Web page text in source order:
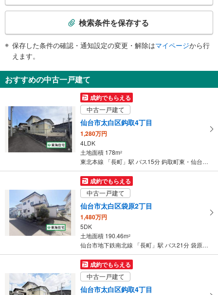
ＪＲ長町駅、あすと長町１～４丁目、イケア仙台、長町商店街東、バスのりば
・改札⇔南２出口
【ＪＲ】
・ホーム⇔改札
【仙台市交通局】
・ホーム⇔改札
・改札⇔南１出口（途中一部）
・改札⇔南２出口
トイレ
《多機能トイレ》
・改札内
【仙台市交通局】
《多機能トイレ》
・改札外
【ＪＲ】
【仙台市交通局】
・ＡＥＤ
検
知
を
け
取
る
・
条
イ
ー
ジ
存
る
検索条件を保存する
保存した条件の確認・通知設定の変更・解除はマイページから行
えます。
おすすめの中古一戸建て
成約でもらえる
中古一戸建て
仙台市太白区鈎取4丁目
1,280万円
4LDK
土地面積 178m2
東北本線 「長町」駅 バス15分 鈎取町東・仙台西高校入口 バス停下車 徒歩6分
成約でもらえる
中古一戸建て
仙台市太白区袋原2丁目
1,480万円
5DK
土地面積 190.46m2
仙台市地下鉄南北線 「長町」駅 バス21分 袋原三丁目 バス停下車 徒歩8分
成約でもらえる
中古一戸建て
仙台市太白区鈎取4丁目